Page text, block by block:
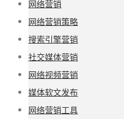
网络营销
网络营销策略
搜索引擎营销
社交媒体营销
网络视频营销
媒体软文发布
网络营销工具